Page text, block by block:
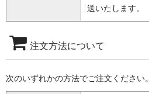
送いたします。
注文方法について
次のいずれかの方法でご注文ください。